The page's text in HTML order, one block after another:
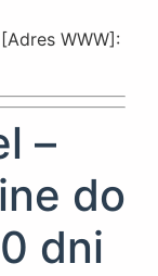
WWW]:
–
do
dni